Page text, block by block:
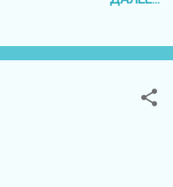
- 177 402 подписчика